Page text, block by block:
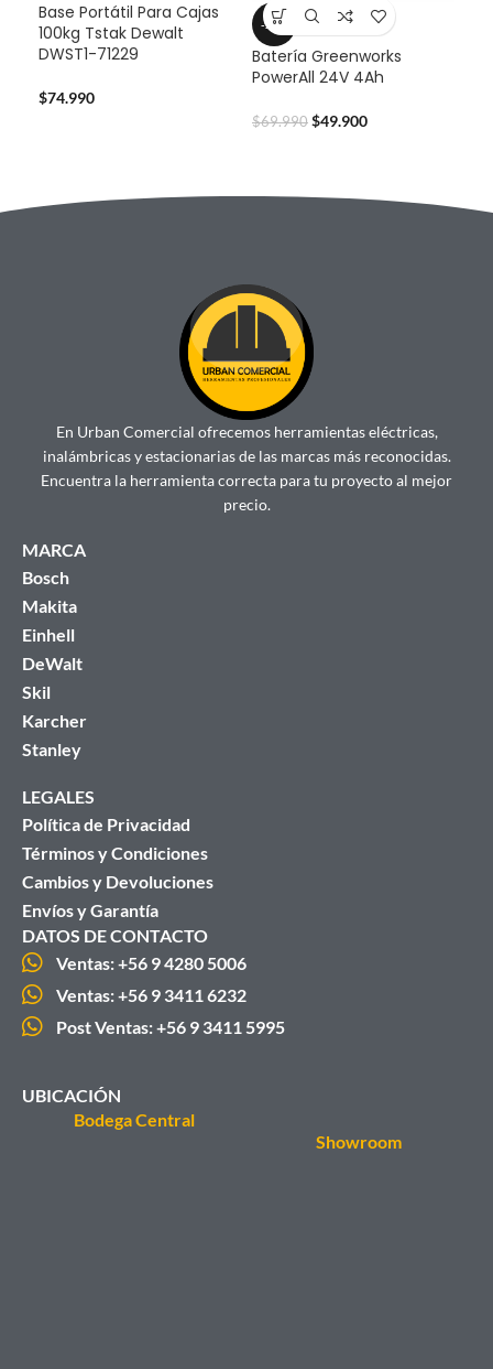
Base Portátil Para Cajas
100kg Tstak Dewalt
DWST1-71229
$74.990
-29%
Batería Greenworks
PowerAll 24V 4Ah
$69.990 $49.900
En Urban Comercial ofrecemos herramientas eléctricas,
inalámbricas y estacionarias de las marcas más reconocidas.
Encuentra la herramienta correcta para tu proyecto al mejor
precio.
MARCA
Bosch
Makita
Einhell
DeWalt
Skil
Karcher
Stanley
LEGALES
Política de Privacidad
Términos y Condiciones
Cambios y Devoluciones
Envíos y Garantía
DATOS DE CONTACTO
Ventas: +56 9 4280 5006
Ventas: +56 9 3411 6232
Post Ventas: +56 9 3411 5995
UBICACIÓN
Bodega Central
Showroom